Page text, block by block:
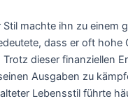
Stil machte ihn zu einem
dass er oft hohe
dieser finanziellen
Ausgaben zu
Lebensstil führte